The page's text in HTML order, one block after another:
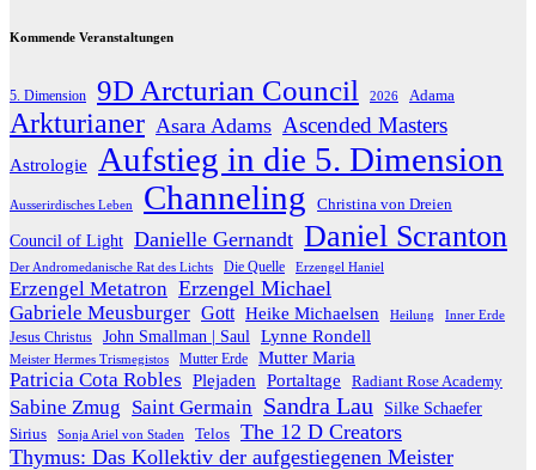
Kommende Veranstaltungen
5. Dimension 9D Arcturian Council 2026 Adama
Arkturianer Asara Adams Ascended Masters
Astrologie Aufstieg in die 5. Dimension
Ausserirdisches Leben Channeling Christina von Dreien
Council of Light Danielle Gernandt Daniel Scranton
Der Andromedanische Rat des Lichts Die Quelle Erzengel Haniel
Erzengel Metatron Erzengel Michael
Gabriele Meusburger Gott Heike Michaelsen Heilung Inner Erde
Jesus Christus John Smallman | Saul Lynne Rondell
Meister Hermes Trismegistos Mutter Erde Mutter Maria
Patricia Cota Robles Plejaden Portaltage Radiant Rose Academy
Sabine Zmug Saint Germain Sandra Lau Silke Schaefer
Sirius Sonja Ariel von Staden Telos The 12 D Creators
Thymus: Das Kollektiv der aufgestiegenen Meister